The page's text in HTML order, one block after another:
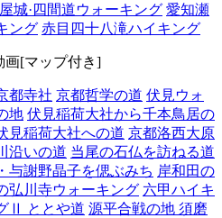
城·四間道ウォーキング 愛知瀬
ング 赤目四十八滝ハイキング
画[マップ付き]
都寺社 京都哲学の道 伏見ウォ
地 伏見稲荷大社から千本鳥居の
見稲荷大社への道 京都洛西大原
沿いの道 当尾の石仏を訪ねる道
与謝野晶子を偲ぶみち 岸和田の
弘川寺ウォーキング 六甲ハイキ
Ⅱ ととや道 源平合戦の地 須磨